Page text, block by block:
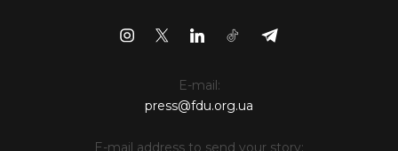
E-mail:
press@fdu.org.ua